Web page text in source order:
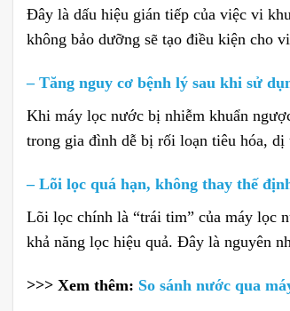
Đây là dấu hiệu gián tiếp của việc vi
không bảo dưỡng sẽ tạo điều kiện cho
– Tăng nguy cơ bệnh lý sau khi sử
Khi máy lọc nước bị nhiễm khuẩn
trong gia đình dễ bị rối loạn tiêu hóa,
– Lõi lọc quá hạn, không thay thế
Lõi lọc chính là “trái tim” của máy lọc
khả năng lọc hiệu quả. Đây là nguyên
>>> Xem thêm: So sánh nước qua